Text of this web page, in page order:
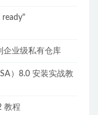
ready"
企业级私有仓库
）8.0 安装实战教
教程